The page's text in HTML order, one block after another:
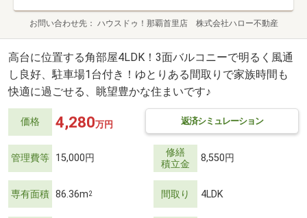
お問い合わせ先 ハウスドゥ！那覇首里店 株式会社ハロー不動産
高台に位置する角部屋4LDK！3面バルコニーで明るく風通
し良好、駐車場1台付き！ゆとりある間取りで家族時間も
快適に過ごせる、眺望豊かな住まいです♪
価格 返済シミュレーション
4,280万円
管理費等 15,000円
修繕
積立金
8,550円
専有面積 86.36m2 間取り 4LDK